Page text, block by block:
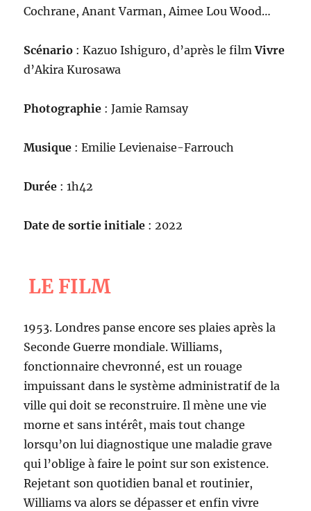
Cochrane, Anant Varman, Aimee Lou Wood…
Scénario : Kazuo Ishiguro, d’après le filmVivre
d’Akira Kurosawa
Photographie : Jamie Ramsay
Musique : Emilie Levienaise-Farrouch
Durée : 1h42
Date de sortie initiale : 2022
LE FILM
1953. Londres panse encore ses plaies après la
Seconde Guerre mondiale. Williams,
fonctionnaire chevronné, est un rouage
impuissant dans le système administratif de la
ville qui doit se reconstruire. Il mène une vie
morne et sans intérêt, mais tout change
lorsqu’on lui diagnostique une maladie grave
qui l’oblige à faire le point sur son existence.
Rejetant son quotidien banal et routinier,
Williams va alors se dépasser et enfin vivre